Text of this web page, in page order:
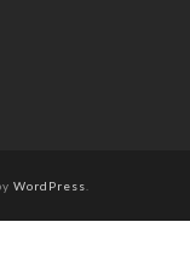
WordPress